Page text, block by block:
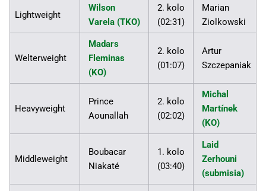
Lightweight
Wilson
Varela (TKO)
2. kolo
(02:31)
Marian
Ziolkowski
Welterweight
Madars
Fleminas
(KO)
2. kolo
(01:07)
Artur
Szczepaniak
Heavyweight
Prince
Aounallah
2. kolo
(02:02)
Michal
Martínek
(KO)
Middleweight
Boubacar
Niakaté
1. kolo
(03:40)
Laid
Zerhouni
(submisia)